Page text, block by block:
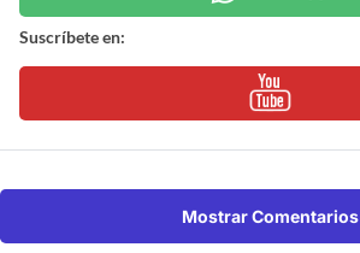
Suscríbete en:
Mostrar Comentarios